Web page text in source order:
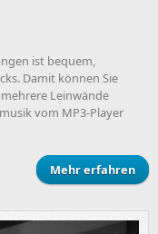
ist bequem,
Damit können Sie
Leinwände
vom MP3-Player
Mehr erfahren